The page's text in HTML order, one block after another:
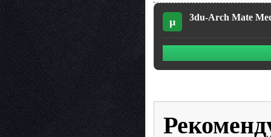
µ 3du-Arch Mate